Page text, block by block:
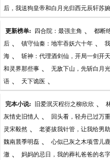
后，我送狗皇帝和白月光归西元辰轩苏
更新榜单: 四合院：最强主角 、 都断
后 、 镇守仙秦：地牢吞妖六十年 、
海 、 斩神：代理酒剑仙，开局一剑开天
和灵界那些事 、 无敌下山，先斩白月光
语 、 天下诡医 、
完本小说: 旧爱泯灭程衍之柳欣欣 、
灰情史旧情人 、 回头看，轻舟已过万
灵宋毅然 、 老婆拔我针管，让我给男
魏南晨季明磊 、 心似已灰之木项雪儿
澈 、 妈妈的忌日，我的葬礼爸爸的名字